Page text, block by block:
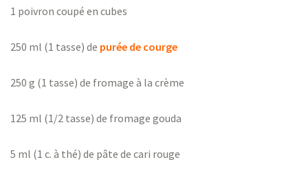
1 poivron coupé en cubes
250 ml (1 tasse) de purée de courge
250 g (1 tasse) de fromage à la crème
125 ml (1/2 tasse) de fromage gouda
5 ml (1 c. à thé) de pâte de cari rouge